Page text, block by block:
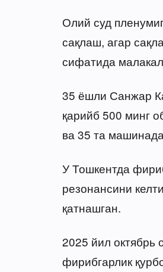
Олий суд
сақлаш, агар
сифатида
35 ёшли Санжар
қарийб 500 минг
ва 35 та
У Тошкентда
резонансини
қатнашган.
2025 йил октябрь
фирибгарлик